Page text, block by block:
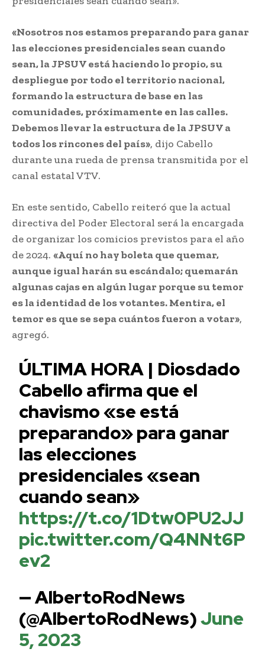
«Nosotros nos estamos preparando para ganar
las elecciones presidenciales sean cuando
sean, la JPSUV está haciendo lo propio, su
despliegue por todo el territorio nacional,
formando la estructura de base en las
comunidades, próximamente en las calles.
Debemos llevar la estructura de la JPSUV a
todos los rincones del país», dijo Cabello
durante una rueda de prensa transmitida por el
canal estatal VTV.
En este sentido, Cabello reiteró que la actual
directiva del Poder Electoral será la encargada
de organizar los comicios previstos para el año
de 2024. «Aquí no hay boleta que quemar,
aunque igual harán su escándalo; quemarán
algunas cajas en algún lugar porque su temor
es la identidad de los votantes. Mentira, el
temor es que se sepa cuántos fueron a votar»,
agregó.
ÚLTIMA HORA | Diosdado
Cabello afirma que el
chavismo «se está
preparando» para ganar
las elecciones
presidenciales «sean
cuando sean»
https://t.co/1Dtw0PU2JJ
pic.twitter.com/Q4NNt6P
ev2
— AlbertoRodNews
(@AlbertoRodNews)June
5, 2023